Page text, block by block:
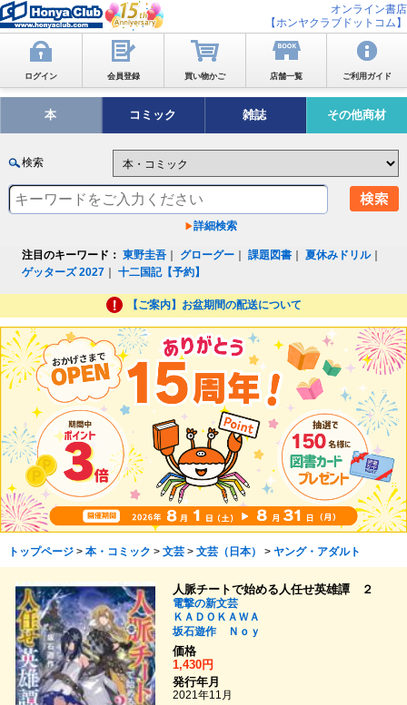
オンライン書店
【ホンヤクラブドットコム】
ログイン 会員登録 買い物かご 店舗一覧 ご利用ガイド
本 コミック 雑誌 その他商材
検索
詳細検索
注目のキーワード： 東野圭吾 グローグー ｜課題図書 ｜夏休みドリル｜
ゲッターズ 2027 ｜十二国記【予約】
【ご案内】お盆期間の配送について
トップページ> 本・コミック > 文芸> 文芸（日本） > ヤング・アダルト
人脈チートで始める人任せ英雄譚 ２
電撃の新文芸
ＫＡＤＯＫＡＷＡ
坂石遊作
Ｎｏｙ
価格
1,430円
発行年月
2021年11月